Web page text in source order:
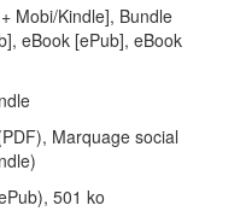
Mobi/Kindle], Bundle
eBook [ePub], eBook
Marquage social
501 ko